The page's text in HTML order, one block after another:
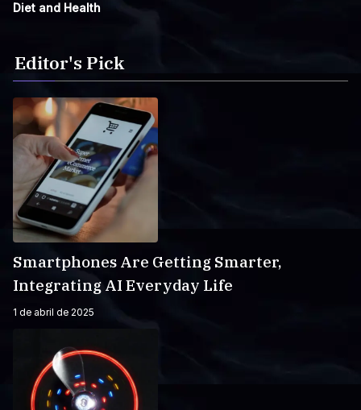
Diet and Health
Editor's Pick
Smartphones Are Getting Smarter,
Integrating AI Everyday Life
1 de abril de 2025